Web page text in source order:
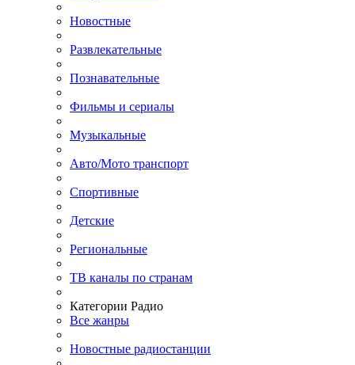
Новостные
Развлекательные
Познавательные
Фильмы и сериалы
Музыкальные
Авто/Мото транспорт
Спортивные
Детские
Региональные
ТВ каналы по странам
Категории Радио
Все жанры
Новостные радиостанции